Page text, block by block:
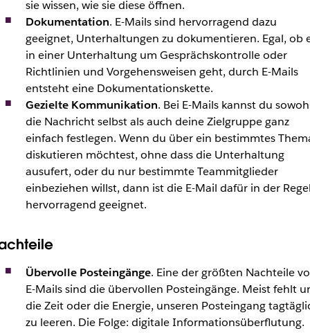
sie wissen, wie sie diese öffnen.
Dokumentation. E-Mails sind hervorragend dazu
geeignet, Unterhaltungen zu dokumentieren. Egal, ob
in einer Unterhaltung um Gesprächskontrolle oder
Richtlinien und Vorgehensweisen geht, durch E-Mails
entsteht eine Dokumentationskette.
Gezielte Kommunikation. Bei E-Mails kannst du
die Nachricht selbst als auch deine Zielgruppe ganz
einfach festlegen. Wenn du über ein bestimmtes
diskutieren möchtest, ohne dass die Unterhaltung
ausufert, oder du nur bestimmte Teammitglieder
einbeziehen willst, dann ist die E-Mail dafür in der Regel
hervorragend geeignet.
Übervolle Posteingänge. Eine der größten Nachteile
E-Mails sind die übervollen Posteingänge. Meist fehlt
die Zeit oder die Energie, unseren Posteingang
zu leeren. Die Folge: digitale Informationsüberflutung.